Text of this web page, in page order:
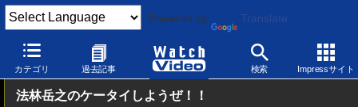
Powered by Translate
カテゴリ 過去記事 検索 Impressサイト
Watch Video モバイル スマートフォン Android
法林岳之のケータイしようぜ！！